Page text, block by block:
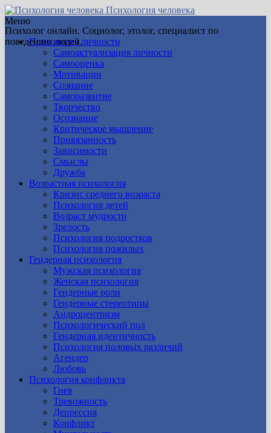
Психология человека
Психолог онлайн. Социолог, этолог, специалист по
поведению людей.
Меню
Психология личности
Самоактуализация личности
Самооценка
Мотивации
Сознание
Саморазвитие
Творчество
Осознание
Критическое мышление
Привязанность
Зависимости
Смыслы
Дружба
Возрастная психология
Кризис среднего возраста
Психология детей
Возраст мудрости
Зрелость
Психология подростков
Психология пожилых
Гендерная психология
Мужская психология
Женская психология
Гендерные роли
Гендерные стереотипы
Андроцентризм
Психологический пол
Гендерная идентичность
Психология половых различий
Агендер
Любовь
Психология конфликта
Гнев
Тревожность
Депрессия
Конфликт